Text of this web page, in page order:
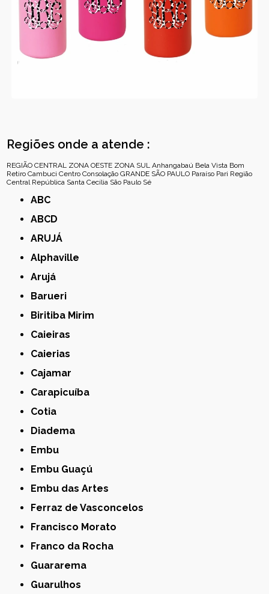
Regiões onde a atende :
REGIÃO CENTRAL ZONA OESTE ZONA SUL Anhangabaú Bela Vista Bom
Retiro Cambuci Centro Consolação GRANDE SÃO PAULO Paraíso Pari Região
Central República Santa Cecília São Paulo Sé
ABC
ABCD
ARUJÁ
Alphaville
Arujá
Barueri
Biritiba Mirim
Caieiras
Caierias
Cajamar
Carapicuíba
Cotia
Diadema
Embu
Embu Guaçú
Embu das Artes
Ferraz de Vasconcelos
Francisco Morato
Franco da Rocha
Guararema
Guarulhos